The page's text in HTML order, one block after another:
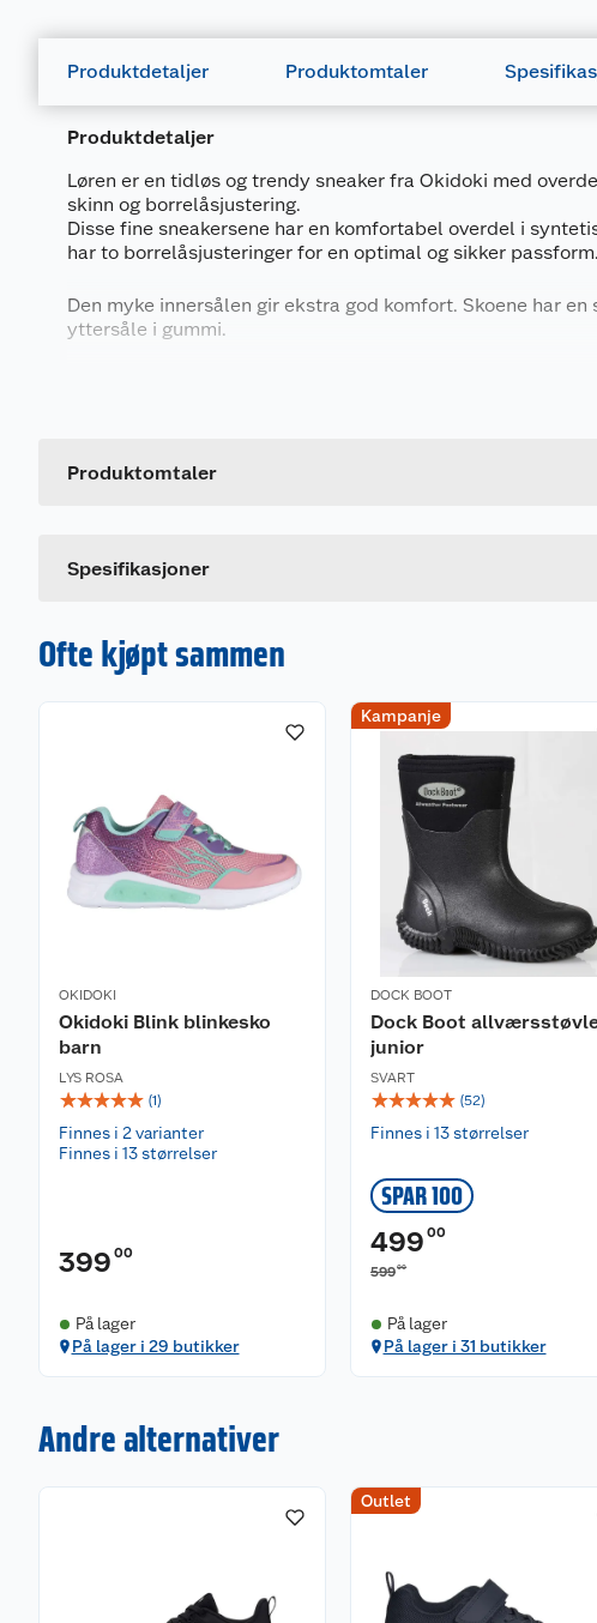
Produktdetaljer Produktomtaler
Produktdetaljer
Løren er en tidløs og trendy sneaker fra Okidoki med
skinn og borrelåsjustering.
Disse fine sneakersene har en komfortabel overdel i
har to borrelåsjusteringer for en optimal og sikker passform.
Den myke innersålen gir ekstra god komfort. Skoene har en
yttersåle i gummi.
Passform: Normal
Produktomtaler
Spesifikasjoner
Leverandørens artikkelnummer
Ofte kjøpt sammen
OKIDOKI
Okidoki Blink blinkesko
barn
LYS ROSA
☆☆☆☆☆ (1)
Finnes i 2 varianter
Finnes i 13 størrelser
399 00
På lager
På lager i 29 butikker
Kampanje
DOCK BOOT
Dock Boot
junior
SVART
☆☆☆☆☆ (52)
Finnes i 13 størrelser
SPAR 100
499 00
59900
På lager
På lager i 31 butikker
Andre alternativer
Outlet